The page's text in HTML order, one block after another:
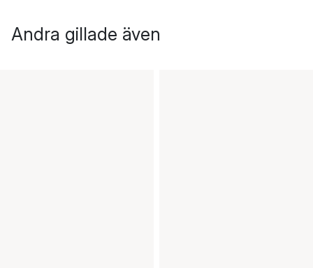
Andra gillade även